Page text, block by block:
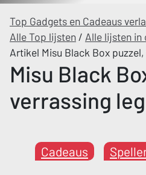
Top Gadgets en Cadeaus
Alle Top lijsten / Alle lijsten in
Artikel Misu Black Box
Misu Black
verrassing
Cadeaus